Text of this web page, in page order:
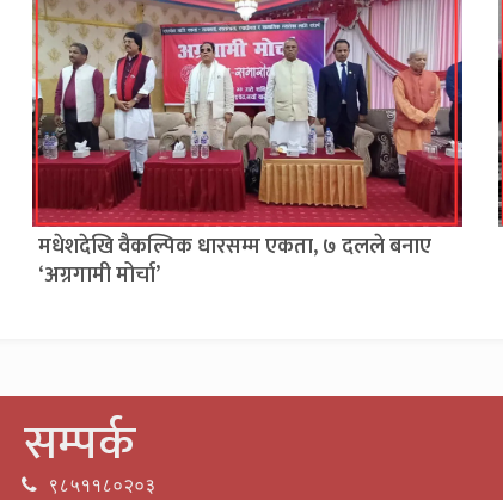
मधेशदेखि वैकल्पिक धारसम्म एकता, ७ दलले बनाए
‘अग्रगामी मोर्चा’
सम्पर्क
९८५११८०२०३